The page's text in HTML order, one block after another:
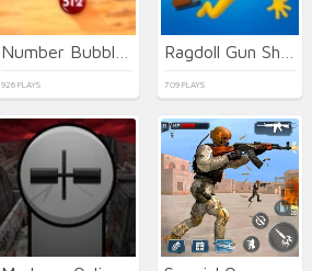
926 PLAYS 709 PLAYS